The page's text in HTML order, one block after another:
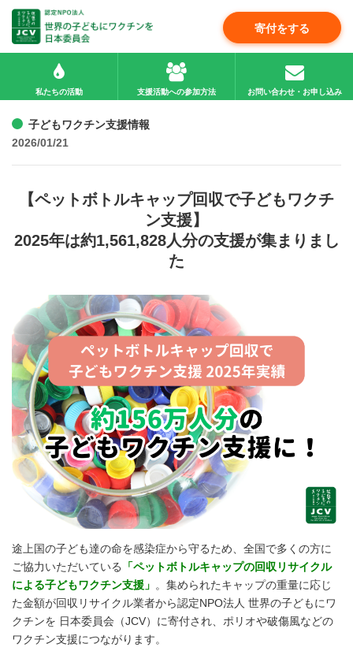
寄付をする
私たちの活動 支援活動への参加方法 お問い合わせ・お申し込み
子どもワクチン支援情報
2026/01/21
【ペットボトルキャップ回収で子どもワクチ
ン支援】
2025年は約1,561,828人分の支援が集まりまし
た
途上国の子ども達の命を感染症から守るため、全国で多くの方に
ご協力いただいている
「ペットボトルキャップの回収リサイクル
による子どもワクチン支援」 。集められたキャップの重量に応じ
た金額が回収リサイクル業者から認定NPO法人 世界の子どもにワ
クチンを 日本委員会（JCV）に寄付され、ポリオや破傷風などの
ワクチン支援につながります。